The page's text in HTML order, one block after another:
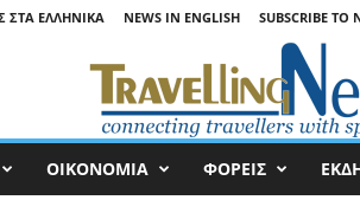
ΣΤΑ ΕΛΛΗΝΙΚΆ NEWS IN ENGLISH SUBSCRIBE TO
ΟΙΚΟΝΟΜΙΑ ΦΟΡΕΙΣ